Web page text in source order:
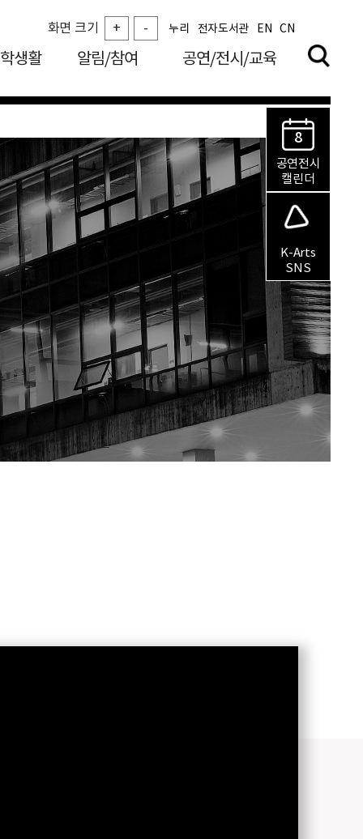
8
공연전시
캘린더
K-Arts
SNS
생활 알림/참여 공연/전시/교육
화면 크기 + - 누리 전자도서관 EN CN